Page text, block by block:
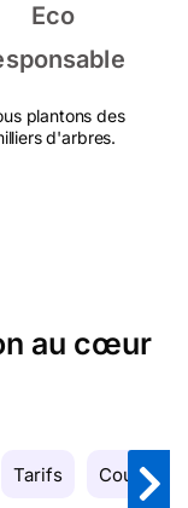
Eco
plantons des
d'arbres.
au cœur
Tarifs Couleurs